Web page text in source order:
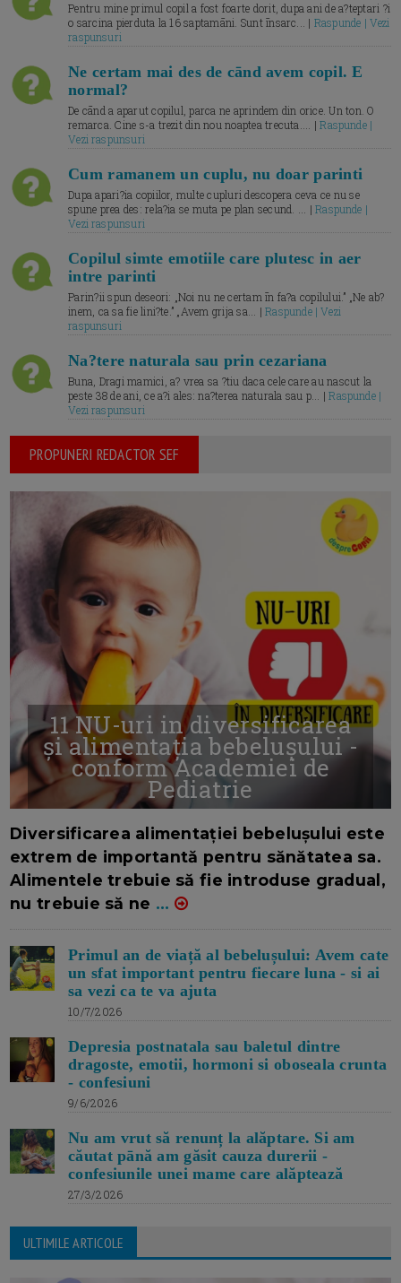
Pentru mine primul copil a fost foarte dorit, dupa ani de a?teptari ?i
o sarcina pierduta la 16 saptamāni. Sunt īnsarc... | Raspunde | Vezi
raspunsuri
Ne certam mai des de cānd avem copil. E
normal?
De cānd a aparut copilul, parca ne aprindem din orice. Un ton. O
remarca. Cine s-a trezit din nou noaptea trecuta.... |Raspunde |
Vezi raspunsuri
Cum ramanem un cuplu, nu doar parinti
Dupa apari?ia copiilor, multe cupluri descopera ceva ce nu se
spune prea des: rela?ia se muta pe plan secund. ... |Raspunde |
Vezi raspunsuri
Copilul simte emotiile care plutesc in aer
intre parinti
Parin?ii spun deseori: „Noi nu ne certam īn fa?a copilului.” „Ne ab?
inem, ca sa fie lini?te.” „Avem grija sa... |Raspunde | Vezi
raspunsuri
Na?tere naturala sau prin cezariana
Buna, Dragi mamici, a? vrea sa ?tiu daca cele care au nascut la
peste 38 de ani, ce a?i ales: na?terea naturala sau p... |Raspunde |
Vezi raspunsuri
PROPUNERI REDACTOR SEF
11 NU-uri in diversificarea
și alimentația bebelușului -
conform Academiei de
Pediatrie
Diversificarea alimentației bebelușului este
extrem de importantă pentru sănătatea sa.
Alimentele trebuie să fie introduse gradual,
nu trebuie să ne ...
Primul an de viață al bebelușului: Avem cate
un sfat important pentru fiecare luna - si ai
sa vezi ca te va ajuta
10/7/2026
Depresia postnatala sau baletul dintre
dragoste, emotii, hormoni si oboseala crunta
- confesiuni
9/6/2026
Nu am vrut să renunț la alăptare. Si am
căutat pānă am găsit cauza durerii -
confesiunile unei mame care alăptează
27/3/2026
ULTIMILE ARTICOLE